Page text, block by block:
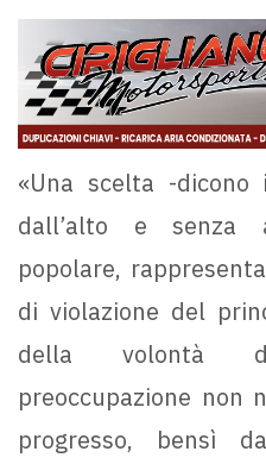
«Una scelta -
dall’alto e senza
popolare,
di violazione del
della volontà
preoccupazione non
progresso, bensì